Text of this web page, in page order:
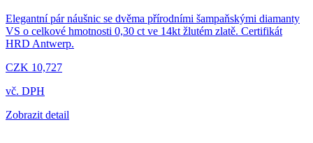
Elegantní pár náušnic se dvěma přírodními šampaňskými diamanty
VS o celkové hmotnosti 0,30 ct ve 14kt žlutém zlatě. Certifikát
HRD Antwerp.
CZK 10,727
vč. DPH
Zobrazit detail